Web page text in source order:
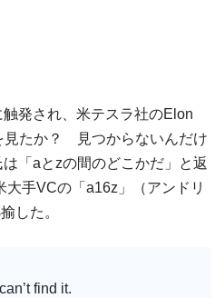
発され、米テスラ社のElon
見たか？ 見つからないんだけ
「aとzの間のどこかだ」と返
大手VCの「a16z」（アンドリ
した。
find it.